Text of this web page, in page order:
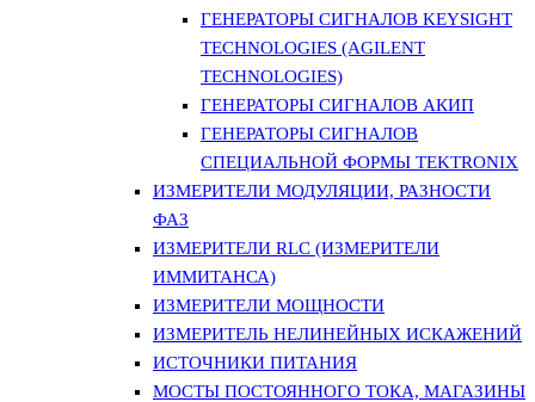
ГЕНЕРАТОРЫ СИГНАЛОВ KEYSIGHT
TECHNOLOGIES (AGILENT
TECHNOLOGIES)
ГЕНЕРАТОРЫ СИГНАЛОВ АКИП
ГЕНЕРАТОРЫ СИГНАЛОВ
СПЕЦИАЛЬНОЙ ФОРМЫ TEKTRONIX
ИЗМЕРИТЕЛИ МОДУЛЯЦИИ, РАЗНОСТИ
ФАЗ
ИЗМЕРИТЕЛИ RLC (ИЗМЕРИТЕЛИ
ИММИТАНСА)
ИЗМЕРИТЕЛИ МОЩНОСТИ
ИЗМЕРИТЕЛЬ НЕЛИНЕЙНЫХ ИСКАЖЕНИЙ
ИСТОЧНИКИ ПИТАНИЯ
МОСТЫ ПОСТОЯННОГО ТОКА, МАГАЗИНЫ